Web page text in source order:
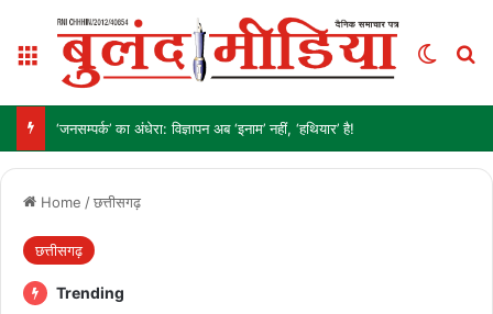
Menu
‘जनसम्पर्क’ का अंधेरा: विज्ञापन अब ‘इनाम’ नहीं, ‘हथियार’ है!
Home /छत्तीसगढ़
छत्तीसगढ़
Trending